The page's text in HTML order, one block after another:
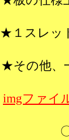
★１スレッ
★その他、
imgファイ